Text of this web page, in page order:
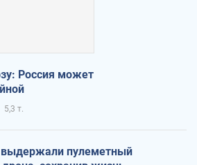
Россия может
5,3 т.
выдержали пулеметный